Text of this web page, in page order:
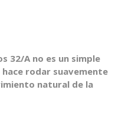
32/A no es un simple
hace rodar suavemente
natural de la